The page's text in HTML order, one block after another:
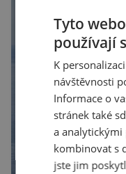
to je případ řady
například
Tyto
používají
K
návštěvnosti
Informace o
stránek také
a
kombinovat s
jste jim